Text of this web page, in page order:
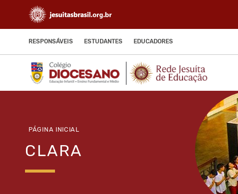
RESPONSÁVEIS ESTUDANTES EDUCADORES
PÁGINA INICIAL
CLARA